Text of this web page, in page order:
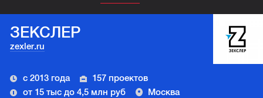
ЗЕКСЛЕР
zexler.ru
с 2013 года
157 проектов
от 15 тыс до 4,5 млн руб
Москва